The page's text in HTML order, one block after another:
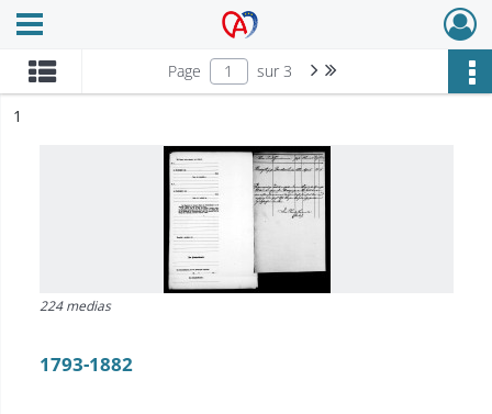
Archives Alsace - Colmar
Ouvrir le menu déroulant
Page sur 3 Page suivante : 1/3
n°
1
224 medias
1793-1882